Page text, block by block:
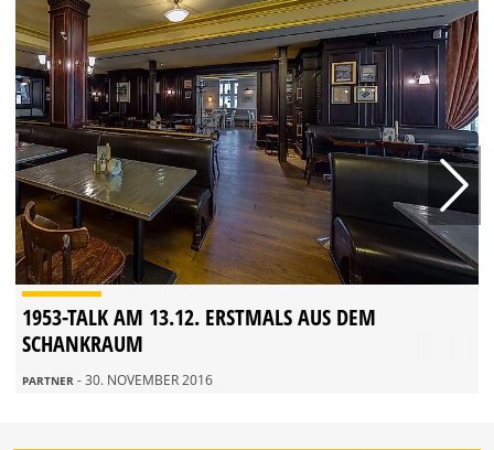
1953-TALK AM 13.12. ERSTMALS AUS DEM
SCHANKRAUM
PARTNER - 30. NOVEMBER 2016